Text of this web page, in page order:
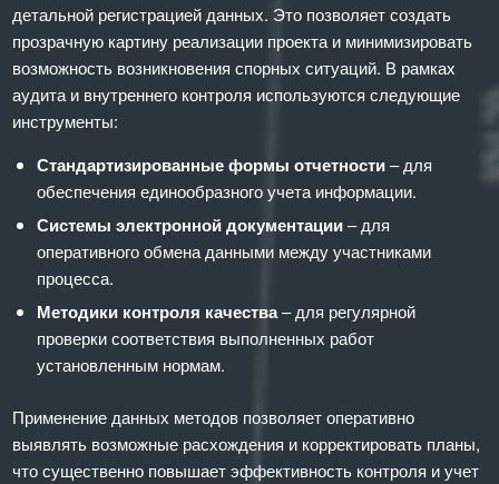
детальной регистрацией данных. Это позволяет создать
прозрачную картину реализации проекта и минимизировать
возможность возникновения спорных ситуаций. В рамках
аудита и внутреннего контроля используются следующие
инструменты:
Стандартизированные формы отчетности– для
обеспечения единообразного учета информации.
Системы электронной документации– для
оперативного обмена данными между участниками
процесса.
Методики контроля качества– для регулярной
проверки соответствия выполненных работ
установленным нормам.
Применение данных методов позволяет оперативно
выявлять возможные расхождения и корректировать планы,
что существенно повышает эффективность контроля и учет